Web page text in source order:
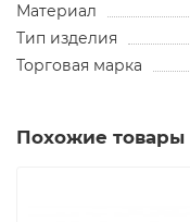
Материал
Тип изделия
Торговая марка
Похожие товары